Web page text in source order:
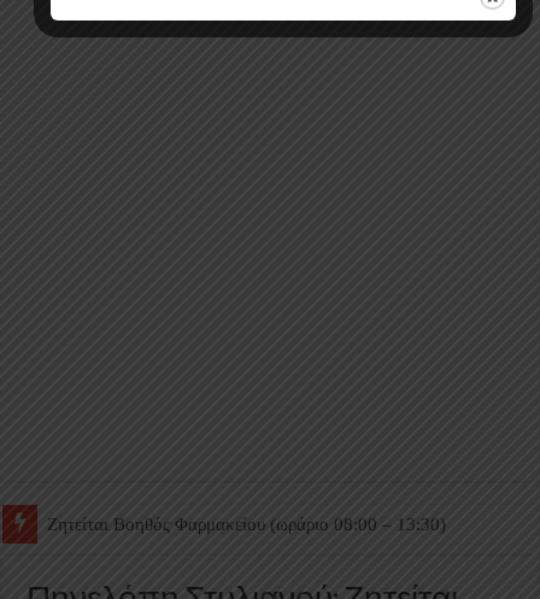
Ζητείται Βοηθός Θαλάμου